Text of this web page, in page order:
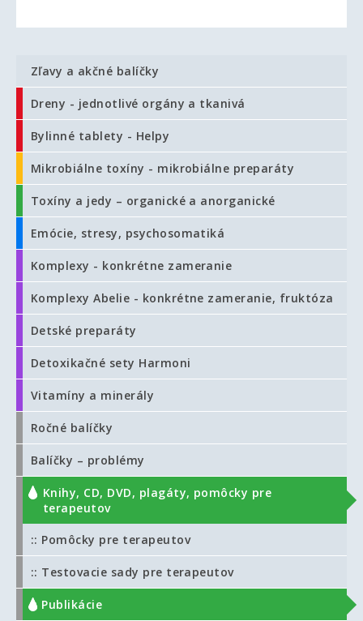
Zľavy a akčné balíčky
Dreny - jednotlivé orgány a tkanivá
Bylinné tablety - Helpy
Mikrobiálne toxíny - mikrobiálne preparáty
Toxíny a jedy – organické a anorganické
Emócie, stresy, psychosomatiká
Komplexy - konkrétne zameranie
Komplexy Abelie - konkrétne zameranie, fruktóza
Detské preparáty
Detoxikačné sety Harmoni
Vitamíny a minerály
Ročné balíčky
Balíčky – problémy
Knihy, CD, DVD, plagáty, pomôcky pre
terapeutov
:: Pomôcky pre terapeutov
:: Testovacie sady pre terapeutov
:: Publikácie